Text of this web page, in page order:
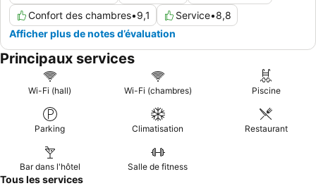
Confort des chambres•9,1 Service•8,8
Afficher plus de notes d’évaluation
Principaux services
Wi-Fi (hall) Wi-Fi (chambres) Piscine
Parking Climatisation Restaurant
Bar dans l'hôtel Salle de fitness
Tous les services